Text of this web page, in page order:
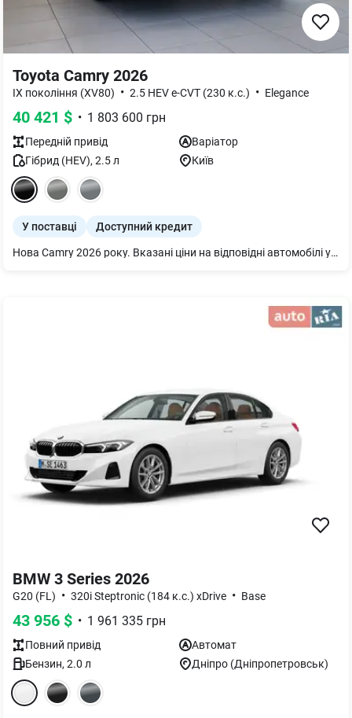
Toyota Camry 2026
IX покоління (XV80) • 2.5 HEV e-CVT (230 к.с.) • Elegance
40 421 $ • 1 803 600 грн
Передній привід
Варіатор
Гібрид (HEV), 2.5л Київ
У поставці Доступний кредит
Нова Camry 2026 року. Вказані ціни на відповідні автомобілі у базових комплектаціях, без врахування вартості додаткових опцій та/або послуг. За додатковою інформацією, щодо комплектацій, вартості та наявності авто, телефонуйте до дилерського центру.
BMW 3 Series 2026
G20 (FL) • 320i Steptronic (184 к.с.) xDrive • Base
43 956 $ • 1 961 335 грн
Повний привід
Автомат
Бензин, 2.0 л Дніпро (Дніпропетровськ)